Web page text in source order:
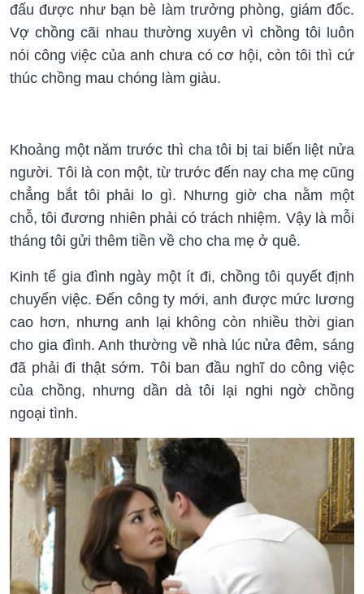
đấu được như bạn bè làm trưởng phòng, giám đốc.
Vợ chồng cãi nhau thường xuyên vì chồng tôi luôn
nói công việc của anh chưa có cơ hội, còn tôi thì cứ
thúc chồng mau chóng làm giàu.
Khoảng một năm trước thì cha tôi bị tai biến liệt nửa
người. Tôi là con một, từ trước đến nay cha mẹ cũng
chẳng bắt tôi phải lo gì. Nhưng giờ cha nằm một
chỗ, tôi đương nhiên phải có trách nhiệm. Vậy là mỗi
tháng tôi gửi thêm tiền về cho cha mẹ ở quê.
Kinh tế gia đình ngày một ít đi, chồng tôi quyết định
chuyển việc. Đến công ty mới, anh được mức lương
cao hơn, nhưng anh lại không còn nhiều thời gian
cho gia đình. Anh thường về nhà lúc nửa đêm, sáng
đã phải đi thật sớm. Tôi ban đầu nghĩ do công việc
của chồng, nhưng dần dà tôi lại nghi ngờ chồng
ngoại tình.